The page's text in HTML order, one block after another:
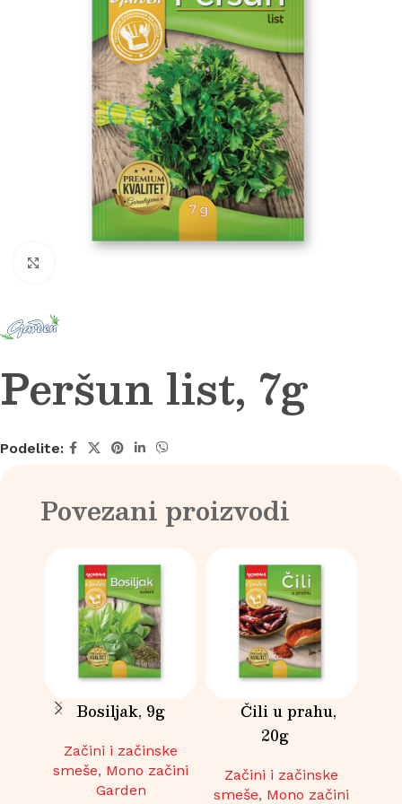
Peršun list, 7g
Podelite:
Povezani proizvodi
Bosiljak, 9g
Začini i začinske
smeše, Mono začini
Garden
Čili u prahu,
20g
Začini i začinske
smeše, Mono začini